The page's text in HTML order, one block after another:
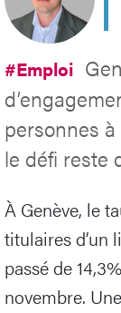
#Emploi
personnes
le défi reste
À Genève, le
titulaires d’un
passé de
novembre.